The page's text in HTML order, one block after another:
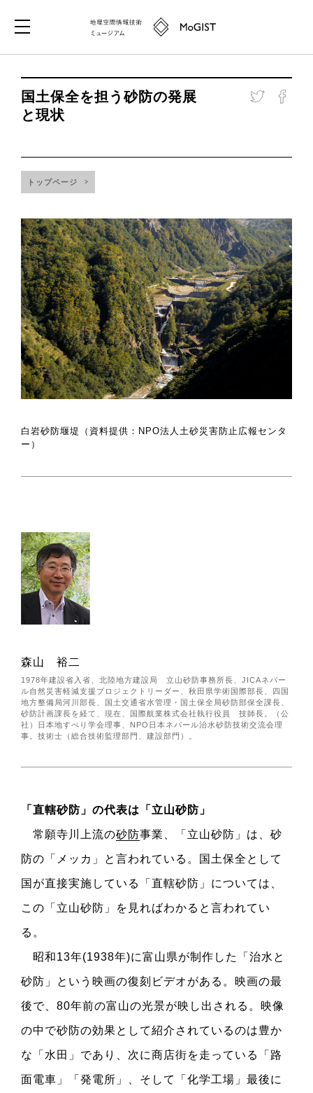
国土保全を担う砂防の発展
と現状
トップページ
白岩砂防堰堤（資料提供：NPO法人土砂災害防止広報センタ
ー）
森山 裕二
1978年建設省入省、北陸地方建設局 立山砂防事務所長、JICAネパー
ル自然災害軽減支援プロジェクトリーダー、秋田県学術国際部長、四国
地方整備局河川部長、国土交通省水管理・国土保全局砂防部保全課長、
砂防計画課長を経て、現在、国際航業株式会社執行役員 技師長。（公
社）日本地すべり学会理事、NPO日本ネパール治水砂防技術交流会理
事。技術士（総合技術監理部門、建設部門）。
「直轄砂防」の代表は「立山砂防」
常願寺川上流の砂防事業、「立山砂防」は、砂
防の「メッカ」と言われている。国土保全として
国が直接実施している「直轄砂防」については、
この「立山砂防」を見ればわかると言われてい
る。
昭和13年(1938年)に富山県が制作した「治水と
砂防」という映画の復刻ビデオがある。映画の最
後で、80年前の富山の光景が映し出される。映像
の中で砂防の効果として紹介されているのは豊か
な「水田」であり、次に商店街を走っている「路
面電車」「発電所」、そして「化学工場」最後に